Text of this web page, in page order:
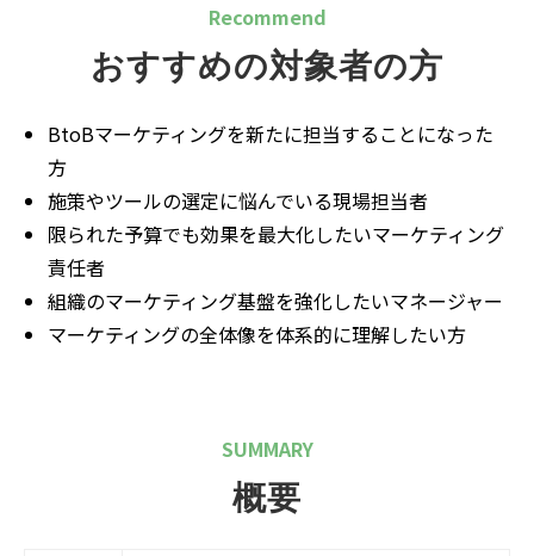
Recommend
おすすめの対象者の方
BtoBマーケティングを新たに担当することになった
方
施策やツールの選定に悩んでいる現場担当者
限られた予算でも効果を最大化したいマーケティング
責任者
組織のマーケティング基盤を強化したいマネージャー
マーケティングの全体像を体系的に理解したい方
SUMMARY
概要